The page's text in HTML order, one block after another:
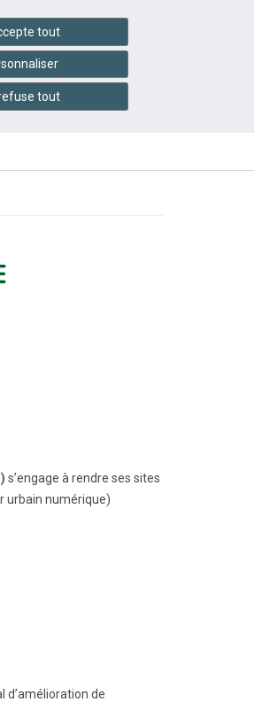
en ligne
PRATIQUES
s’engage à rendre ses sites
urbain numérique)
d’amélioration de
tout
tout